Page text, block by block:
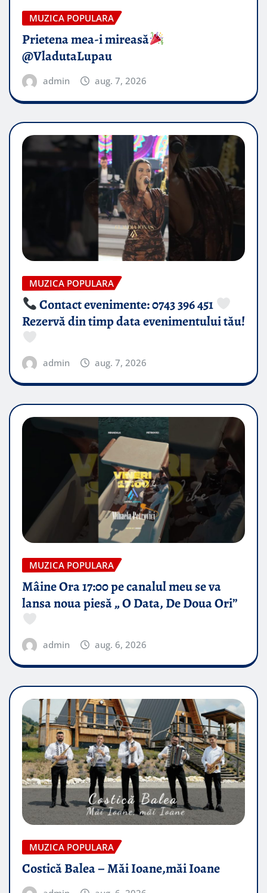
MUZICA POPULARA
Prietena mea-i mireasă​
@VladutaLupau
admin aug. 7, 2026
MUZICA POPULARA
Contact evenimente: 0743 396 451
Rezervă din timp data evenimentului tău!
admin aug. 7, 2026
MUZICA POPULARA
Mâine Ora 17:00 pe canalul meu se va
lansa noua piesă „ O Data, De Doua Ori”
admin aug. 6, 2026
MUZICA POPULARA
Costică Balea – Măi Ioane,măi Ioane